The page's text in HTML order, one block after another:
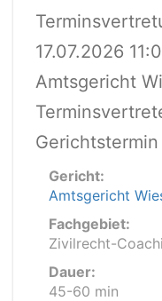
17.07.2026
Amtsgericht
Gerichtstermin
Gericht:
Amtsgericht
Fachgebiet:
Zivilrecht-
Dauer:
45-60 min